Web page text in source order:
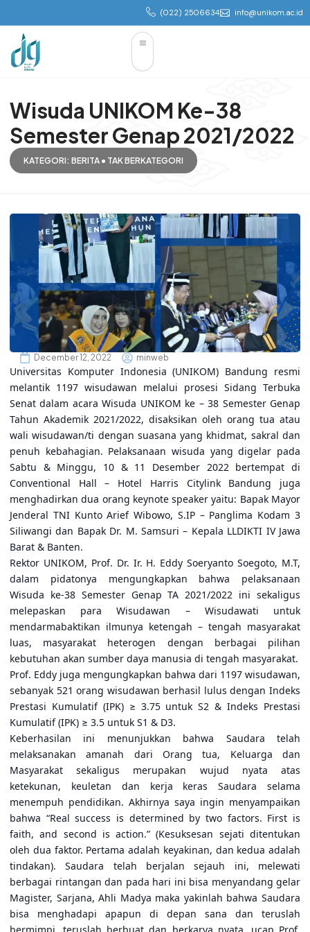
(022) 2506634 info@unikom.ac.id
Wisuda UNIKOM Ke-38
Semester Genap 2021/2022
KATEGORI: BERITA • TAK BERKATEGORI
December 12, 2022 minweb
Universitas Komputer Indonesia (UNIKOM) Bandung resmi
melantik 1197 wisudawan melalui prosesi Sidang Terbuka
Senat dalam acara Wisuda UNIKOM ke – 38 Semester Genap
Tahun Akademik 2021/2022, disaksikan oleh orang tua atau
wali wisudawan/ti dengan suasana yang khidmat, sakral dan
penuh kebahagian. Pelaksanaan wisuda yang digelar pada
Sabtu & Minggu, 10 & 11 Desember 2022 bertempat di
Conventional Hall – Hotel Harris Citylink Bandung juga
menghadirkan dua orang keynote speaker yaitu: Bapak Mayor
Jenderal TNI Kunto Arief Wibowo, S.IP – Panglima Kodam 3
Siliwangi dan Bapak Dr. M. Samsuri – Kepala LLDIKTI IV Jawa
Barat & Banten.
Rektor UNIKOM, Prof. Dr. Ir. H. Eddy Soeryanto Soegoto, M.T,
dalam pidatonya mengungkapkan bahwa pelaksanaan
Wisuda ke-38 Semester Genap TA 2021/2022 ini sekaligus
melepaskan para Wisudawan – Wisudawati untuk
mendarmabaktikan ilmunya ketengah – tengah masyarakat
luas, masyarakat heterogen dengan berbagai pilihan
kebutuhan akan sumber daya manusia di tengah masyarakat.
Prof. Eddy juga mengungkapkan bahwa dari 1197 wisudawan,
sebanyak 521 orang wisudawan berhasil lulus dengan Indeks
Prestasi Kumulatif (IPK) ≥ 3.75 untuk S2 & Indeks Prestasi
Kumulatif (IPK) ≥ 3.5 untuk S1 & D3.
Keberhasilan ini menunjukkan bahwa Saudara telah
melaksanakan amanah dari Orang tua, Keluarga dan
Masyarakat sekaligus merupakan wujud nyata atas
ketekunan, keuletan dan kerja keras Saudara selama
menempuh pendidikan. Akhirnya saya ingin menyampaikan
bahwa “Real success is determined by two factors. First is
faith, and second is action.” (Kesuksesan sejati ditentukan
oleh dua faktor. Pertama adalah keyakinan, dan kedua adalah
tindakan). Saudara telah berjalan sejauh ini, melewati
berbagai rintangan dan pada hari ini bisa menyandang gelar
Magister, Sarjana, Ahli Madya maka yakinlah bahwa Saudara
bisa menghadapi apapun di depan sana dan teruslah